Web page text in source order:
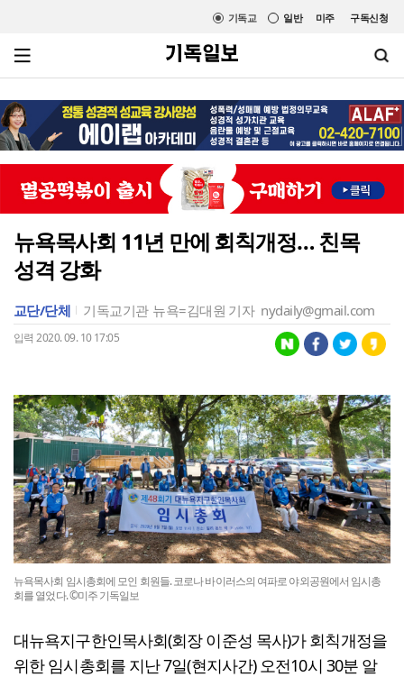
미주 구독신청
일반
기독교
뉴욕목사회 11년 만에 회칙개정… 친목
성격 강화
교단/단체 기독교기관 뉴욕=김대원 기자 nydaily@gmail.com
입력 2020. 09. 10 17:05
뉴욕목사회 임시총회에 모인 회원들. 코로나 바이러스의 여파로 야외공원에서 임시총
회를 열었다. ©미주 기독일보
대뉴욕지구한인목사회(회장 이준성 목사)가 회칙개정을
위한 임시총회를 지난 7일(현지사간) 오전10시 30분 알